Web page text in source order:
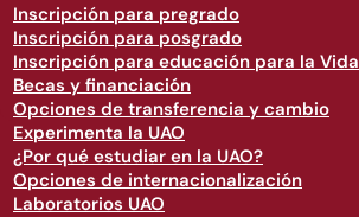
Inscripción para pregrado
Inscripción para posgrado
Inscripción para educación para la Vida
Becas y financiación
Opciones de transferencia y cambio
Experimenta la UAO
¿Por qué estudiar en la UAO?
Opciones de internacionalización
Laboratorios UAO